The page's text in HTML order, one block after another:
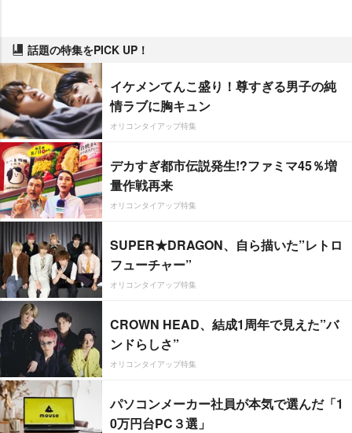
話題の特集をPICK UP！
イケメンてんこ盛り！尊すぎる男子の純
情ラブに胸キュン
オリコンタイアップ特集
デカすぎ都市伝説発生!?ファミマ45％増
量作戦再来
オリコンタイアップ特集
SUPER★DRAGON、自ら描いた”レトロ
フューチャー”
オリコンタイアップ特集
CROWN HEAD、結成1周年で見えた”バ
ンドらしさ”
オリコンタイアップ特集
パソコンメーカー社員が本気で選んだ「1
0万円台PC３選」